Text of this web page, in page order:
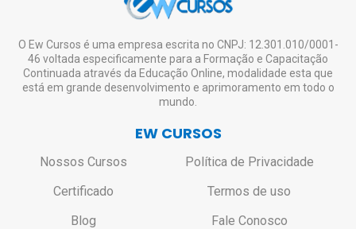
O Ew Cursos é uma empresa escrita no CNPJ: 12.301.010/0001-
46 voltada especificamente para a Formação e Capacitação
Continuada através da Educação Online, modalidade esta que
está em grande desenvolvimento e aprimoramento em todo o
mundo.
EW CURSOS
Nossos Cursos
Certificado
Blog
Política de Privacidade
Termos de uso
Fale Conosco